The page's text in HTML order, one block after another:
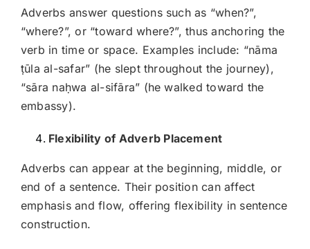
Adverbs answer questions such as “when?”,
“where?”, or “toward where?”, thus anchoring the
verb in time or space. Examples include: “nāma
ṭūla al-safar” (he slept throughout the journey),
“sāra naḥwa al-sifāra” (he walked toward the
embassy).
Flexibility of Adverb Placement
Adverbs can appear at the beginning, middle, or
end of a sentence. Their position can affect
emphasis and flow, offering flexibility in sentence
construction.